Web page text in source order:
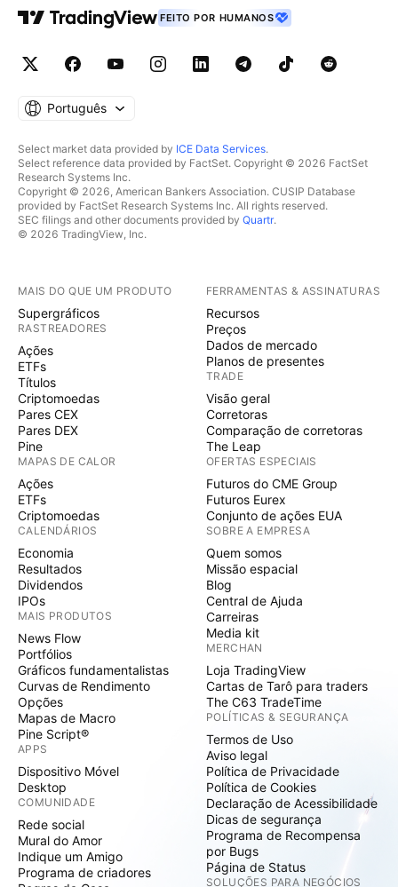
FEITO POR HUMANOS
Português
Select market data provided by ICE Data Services.
Select reference data provided by FactSet. Copyright © 2026 FactSet
Research Systems Inc.
Copyright © 2026, American Bankers Association. CUSIP Database
provided by FactSet Research Systems Inc. All rights reserved.
SEC filings and other documents provided by Quartr.
© 2026 TradingView, Inc.
MAIS DO QUE UM PRODUTO
Supergráficos
RASTREADORES
Ações
ETFs
Títulos
Criptomoedas
Pares CEX
Pares DEX
Pine
MAPAS DE CALOR
Ações
ETFs
Criptomoedas
CALENDÁRIOS
Economia
Resultados
Dividendos
IPOs
MAIS PRODUTOS
News Flow
Portfólios
Gráficos fundamentalistas
Curvas de Rendimento
Opções
Mapas de Macro
Pine Script®
APPS
Dispositivo Móvel
Desktop
COMUNIDADE
Rede social
Mural do Amor
Indique um Amigo
Programa de criadores
FERRAMENTAS & ASSINATURAS
Recursos
Preços
Dados de mercado
Planos de presentes
TRADE
Visão geral
Corretoras
Comparação de corretoras
The Leap
OFERTAS ESPECIAIS
Futuros do CME Group
Futuros Eurex
Conjunto de ações EUA
SOBRE A EMPRESA
Quem somos
Missão espacial
Blog
Central de Ajuda
Carreiras
Media kit
MERCHAN
Loja TradingView
Cartas de Tarô para traders
The C63 TradeTime
POLÍTICAS & SEGURANÇA
Termos de Uso
Aviso legal
Política de Privacidade
Política de Cookies
Declaração de Acessibilidade
Dicas de segurança
Programa de Recompensa
por Bugs
Página de Status
SOLUÇÕES PARA NEGÓCIOS